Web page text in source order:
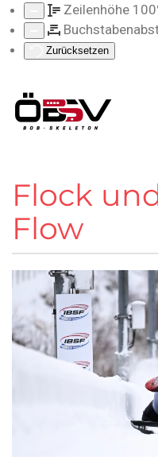
Zeilenhöhe 100
Zurücksetzen
Flock
Flow